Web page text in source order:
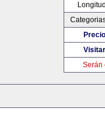
Serán